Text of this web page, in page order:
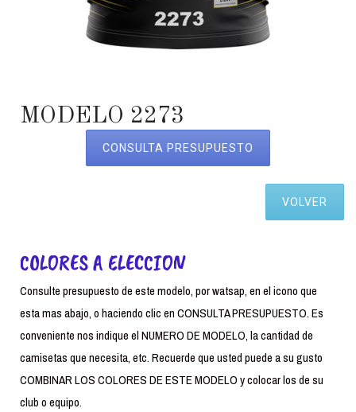
MODELO 2273
CONSULTA PRESUPUESTO
VOLVER
COLORES A ELECCION
Consulte presupuesto de este modelo, por watsap, en el icono que
esta mas abajo, o haciendo clic en CONSULTA PRESUPUESTO. Es
conveniente nos indique el NUMERO DE MODELO, la cantidad de
camisetas que necesita, etc. Recuerde que usted puede a su gusto
COMBINAR LOS COLORES DE ESTE MODELO y colocar los de su
club o equipo.